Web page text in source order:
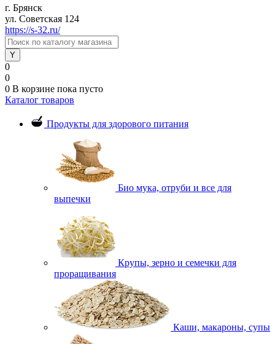
г. Брянск
ул. Советская 124
https://s-32.ru/
0
0
0 В корзине пока пусто
Каталог товаров
Продукты для здорового питания
Био мука, отруби и все для
выпечки
Крупы, зерно и семечки для
проращивания
Каши, макароны, супы